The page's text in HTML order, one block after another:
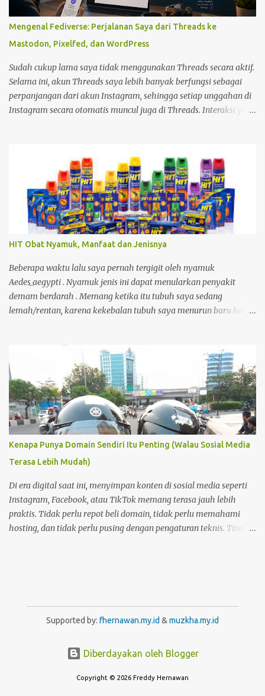
pasaran bisa sangat lama kalau mengecas. ada yang 12 jam, ada
juga yang 8 jam. Oleh karena ketidak puasan itu, kebanyakan
dari kami membuat alat charger baterai sendiri. Dan yang
terbaru sekarang ini ada yang 2 atau 1 jam saja.
Mengenal Fediverse: Perjalanan Saya dari Threads ke
Mastodon, Pixelfed, dan WordPress
Sudah cukup lama saya tidak menggunakan Threads secara aktif.
Selama ini, akun Threads saya lebih banyak berfungsi sebagai
perpanjangan dari akun Instagram, sehingga setiap unggahan di
Instagram secara otomatis muncul juga di Threads. Interaksi yang
postingan, saya menemukan sesuatu yang menarik. Ada seorang
pemilik akun yang menampilkan status bahwa akun Threads
miliknya sudah terhubung dengan Fediverse . Istilah tersebut
cukup asing bagi saya, sehingga menimbulkan rasa penasaran.
HIT Obat Nyamuk, Manfaat dan Jenisnya
Beberapa waktu lalu saya pernah tergigit oleh nyamuk
Aedes_aegypti . Nyamuk jenis ini dapat menularkan penyakit
demam berdarah . Memang ketika itu tubuh saya sedang
lemah/rentan, karena kekebalan tubuh saya menurun baru habis
Kenapa Punya Domain Sendiri Itu Penting (Walau Sosial Media
Terasa Lebih Mudah)
Di era digital saat ini, menyimpan konten di sosial media seperti
Instagram, Facebook, atau TikTok memang terasa jauh lebih
praktis. Tidak perlu repot beli domain, tidak perlu memahami
hosting, dan tidak perlu pusing dengan pengaturan teknis. Tinggal
Supported by: fhernawan.my.id &muzkha.my.id
Diberdayakan oleh Blogger
Copyright © 2026 Freddy Hernawan